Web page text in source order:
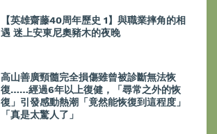
【英雄齋藤40周年歷史 1】與職業摔角的相
遇 迷上安東尼奧豬木的夜晚
高山善廣頸髓完全損傷雖曾被診斷無法恢
復……經過6年以上復健，「尋常之外的恢
復」引發感動熱潮「竟然能恢復到這程度」
「真是太驚人了」